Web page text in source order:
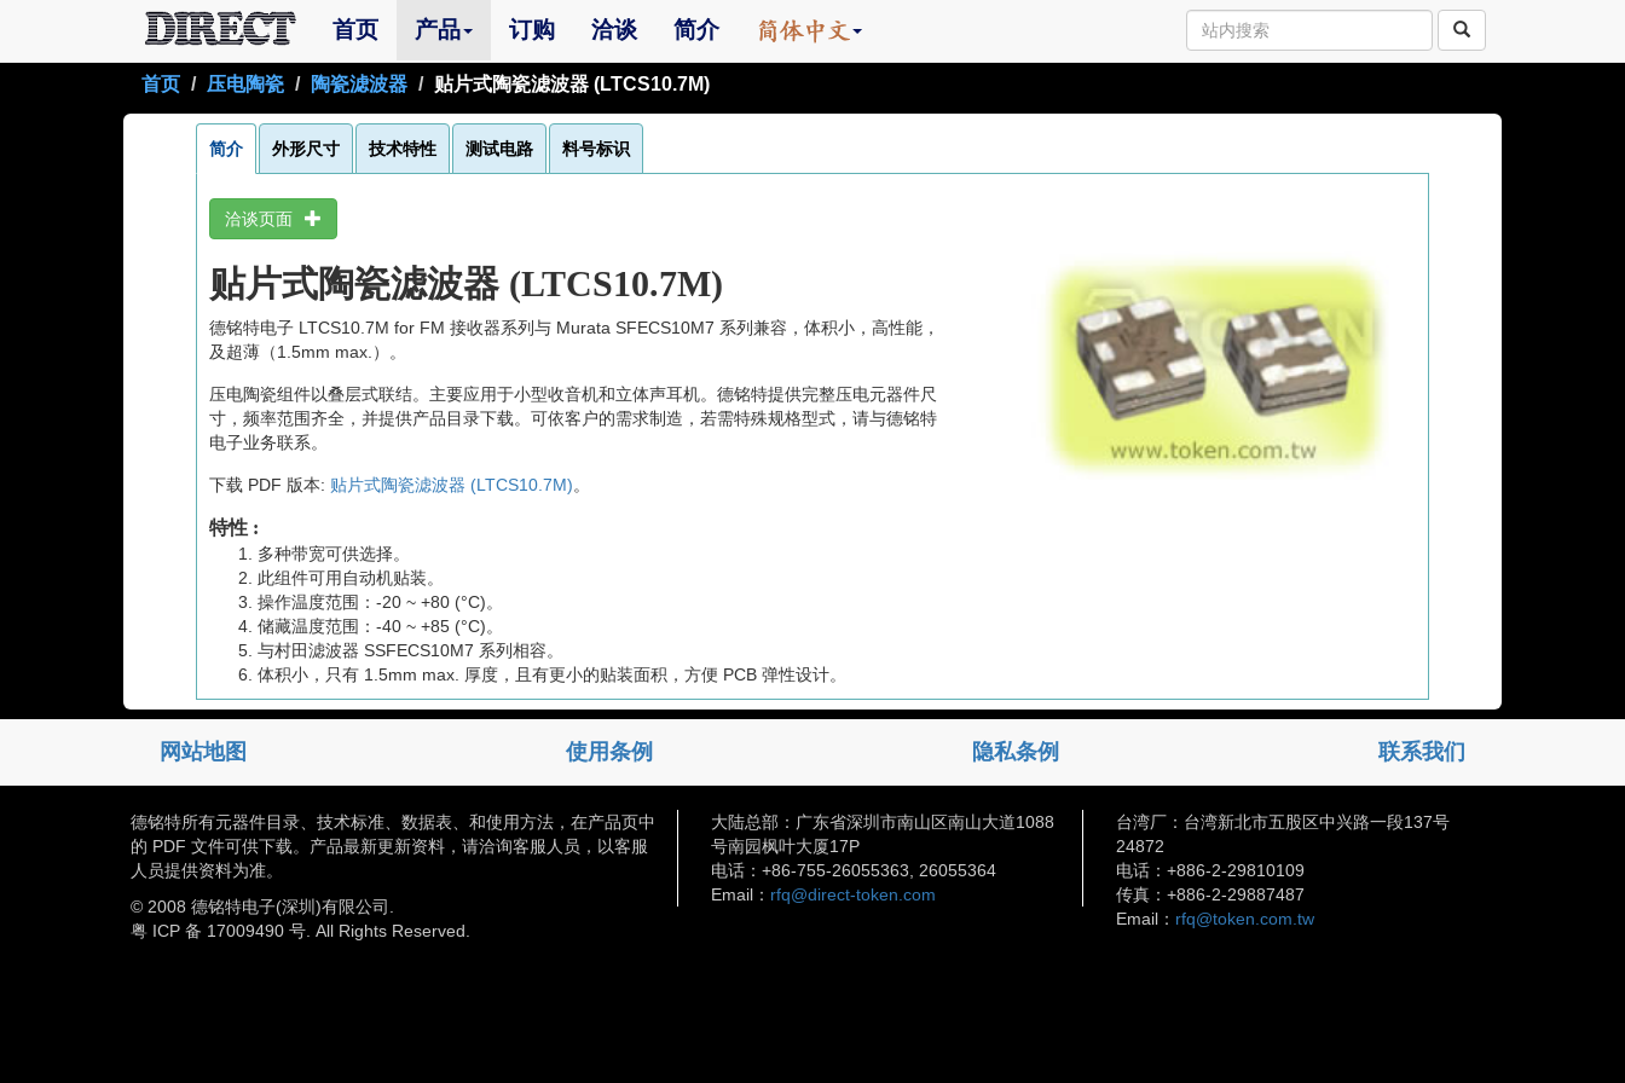
首页(current)
产品 订购 洽谈 简介
首页 压电陶瓷 陶瓷滤波器 贴片式陶瓷滤波器 (LTCS10.7M)
简介 外形尺寸 技术特性 测试电路 料号标识
洽谈页面
贴片式陶瓷滤波器 (LTCS10.7M)
德铭特电子 LTCS10.7M for FM 接收器系列与 Murata SFECS10M7 系列兼容，体积小，高性能，
及超薄（1.5mm max.）。
压电陶瓷组件以叠层式联结。主要应用于小型收音机和立体声耳机。德铭特提供完整压电元器件尺
寸，频率范围齐全，并提供产品目录下载。可依客户的需求制造，若需特殊规格型式，请与德铭特
电子业务联系。
下载 PDF 版本: 贴片式陶瓷滤波器 (LTCS10.7M)。
特性 :
多种带宽可供选择。
此组件可用自动机贴装。
操作温度范围：-20 ~ +80 (°C)。
储藏温度范围：-40 ~ +85 (°C)。
与村田滤波器 SSFECS10M7 系列相容。
体积小，只有 1.5mm max. 厚度，且有更小的贴装面积，方便 PCB 弹性设计。
网站地图 使用条例 隐私条例 联系我们
德铭特所有元器件目录、技术标准、数据表、和使用方法，在产品页中
的 PDF 文件可供下载。产品最新更新资料，请洽询客服人员，以客服
人员提供资料为准。
© 2008 德铭特电子(深圳)有限公司.
粤 ICP 备 17009490 号. All Rights Reserved.
大陆总部：广东省深圳市南山区南山大道1088
号南园枫叶大厦17P
电话：+86-755-26055363, 26055364
Email： rfq@direct-token.com
台湾厂：台湾新北市五股区中兴路一段137号
24872
电话：+886-2-29810109
传真：+886-2-29887487
Email： rfq@token.com.tw